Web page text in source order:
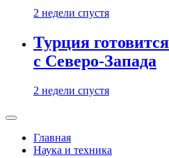
2 недели спустя
Турция
с Северо-Запада
2 недели спустя
Главная
Наука и техника